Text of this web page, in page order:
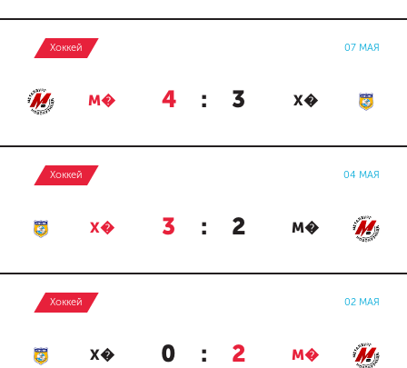
Хоккей 07 МАЯ
М� 4 : 3 Х�
Хоккей 04 МАЯ
Х� 3 : 2 М�
Хоккей 02 МАЯ
Х� 0 : 2 М�